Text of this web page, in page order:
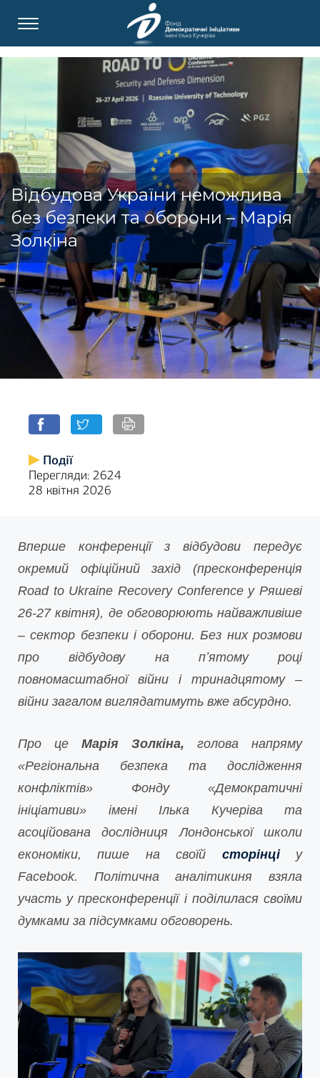
Відбудова України неможлива
без безпеки та оборони – Марія
Золкіна
Події
Перегляди: 2624
28 квітня 2026
Вперше конференції з відбудови передує
окремий офіційний захід (пресконференція
Road to Ukraine Recovery Conference у Ряшеві
26-27 квітня), де обговорюють найважливіше
– сектор безпеки і оборони. Без них розмови
про відбудову на пʼятому році
повномасштабної війни і тринадцятому –
війни загалом виглядатимуть вже абсурдно.
Про це Марія Золкіна, голова напряму
«Регіональна безпека та дослідження
конфліктів» Фонду «Демократичні
ініціативи» імені Ілька Кучеріва та
асоційована дослідниця Лондонської школи
економіки, пише на своїй сторінціу
Facebook. Політична аналітикиня взяла
участь у пресконференції і поділилася своїми
думками за підсумками обговорень.